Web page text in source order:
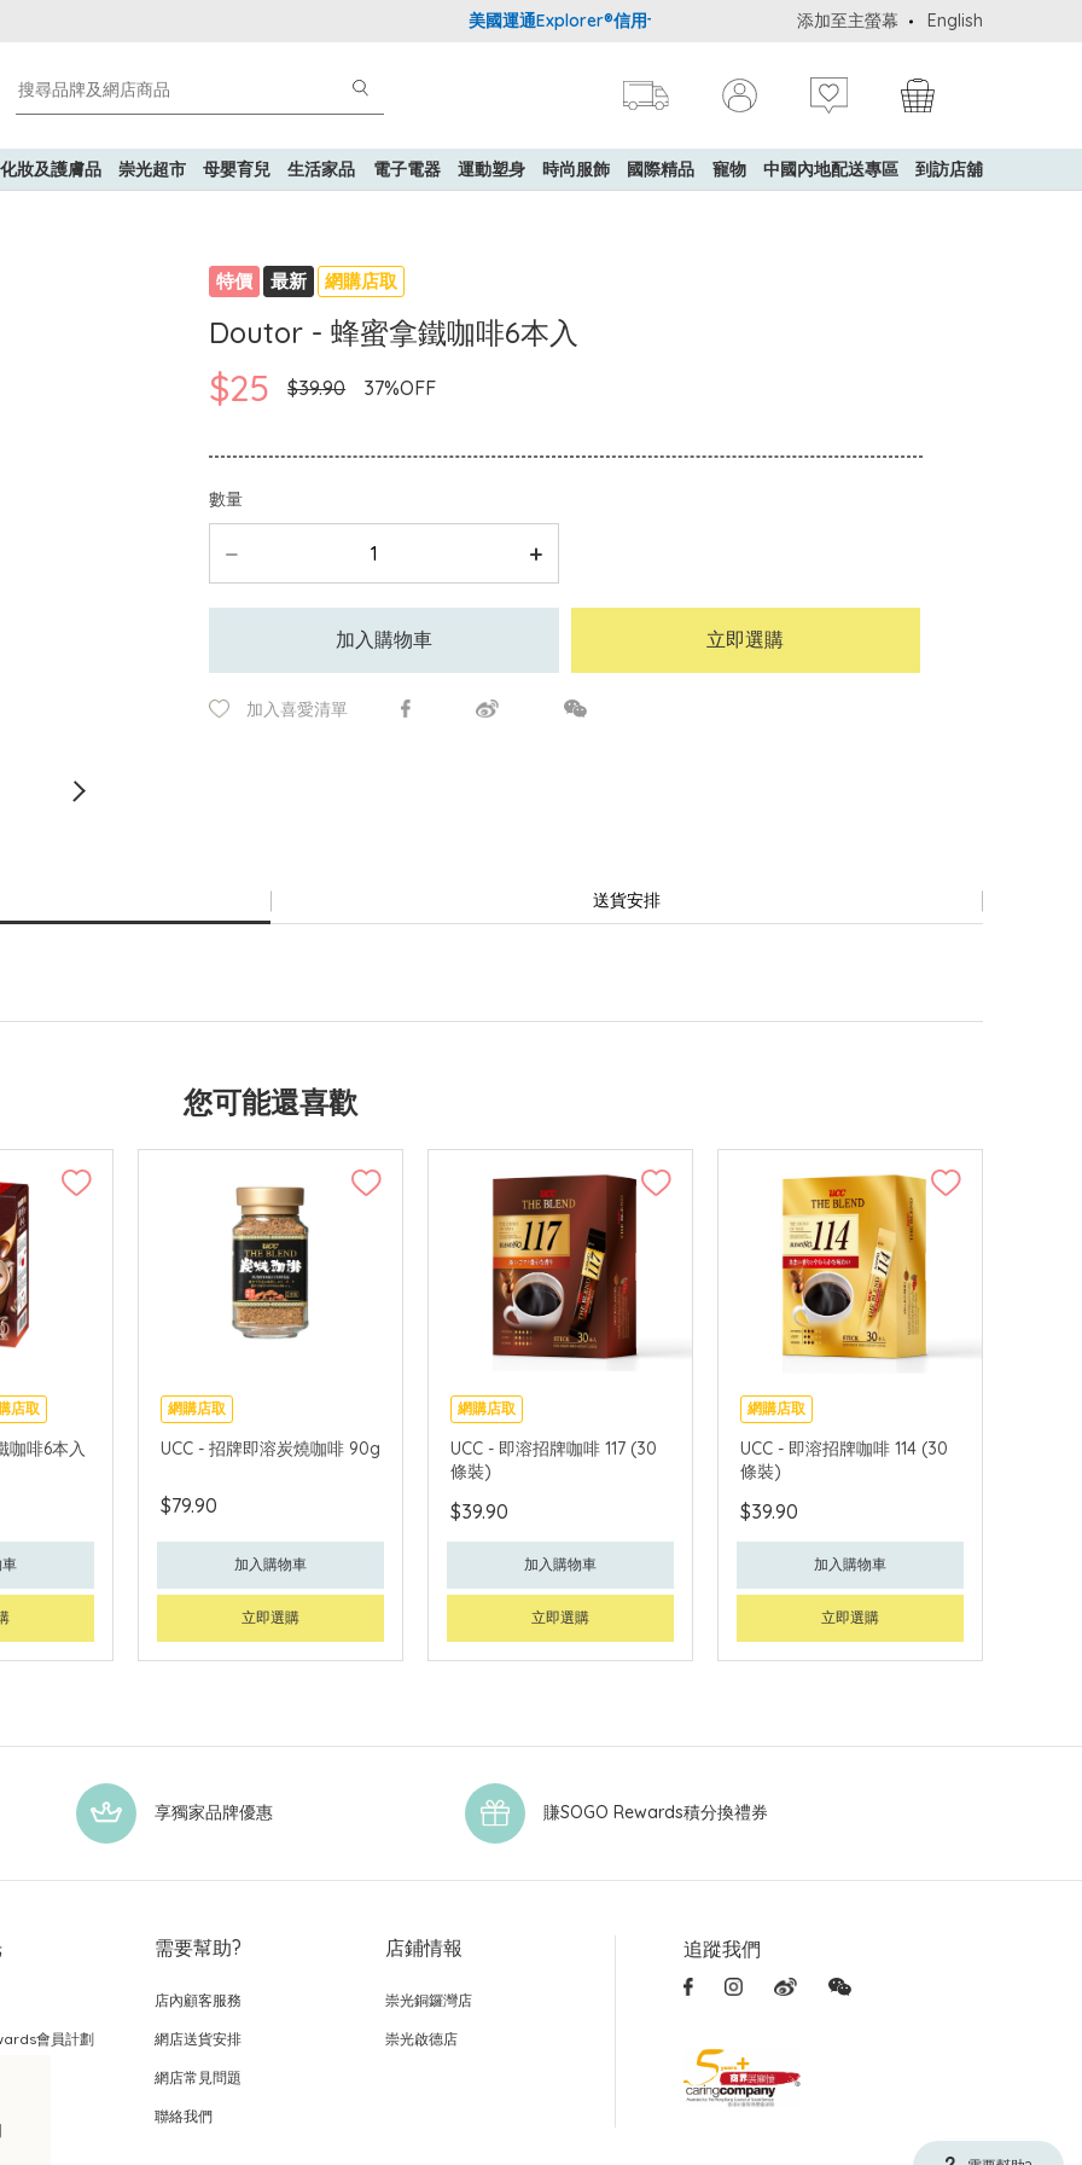
美國運通Explorer®信用卡會員購物禮遇：高達5%簽賬回贈！ 購買一般貨品(冷凍食
添加至主螢幕 English
化妝及護膚品 崇光超市 母嬰育兒 生活家品 電子電器 運動塑身 時尚服飾 國際精品 寵物 中國內地配送專區 到訪店舖
特價 最新 網購店取
Doutor - 蜂蜜拿鐵咖啡6本入
$25 $39.90 37%OFF
數量
加入購物車 立即選購
加入喜愛清單
送貨安排
您可能還喜歡
店取
咖啡6本入
網購店取
UCC - 招牌即溶炭燒咖啡 90g
$79.90
加入購物車
立即選購
網購店取
UCC - 即溶招牌咖啡 117 (30
條裝)
$39.90
加入購物車
立即選購
網購店取
UCC - 即溶招牌咖啡 114 (30
條裝)
$39.90
加入購物車
立即選購
享獨家品牌優惠 賺SOGO Rewards積分換禮券
會員計劃
需要幫助?
店內顧客服務
網店送貨安排
網店常見問題
聯絡我們
店鋪情報
崇光銅鑼灣店
崇光啟德店
追蹤我們